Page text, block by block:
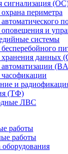
сигнализация
периметра
и
системы
данных
и
(ТФ)
ЛВС
работы
работы
оборудования